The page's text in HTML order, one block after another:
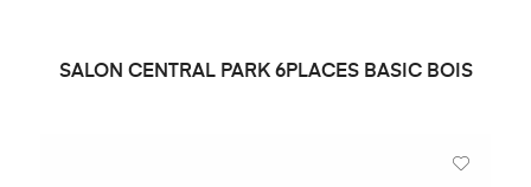
SALON CENTRAL PARK 6PLACES BASIC BOIS